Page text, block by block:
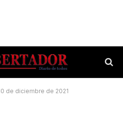
de diciembre de 2021